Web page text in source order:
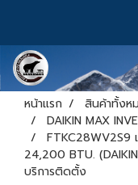
หน้าแรก สินค้าทั้งห
DAIKIN MAX
FTKC28WV2S9
24,200 BTU.
บริการติดตั้ง